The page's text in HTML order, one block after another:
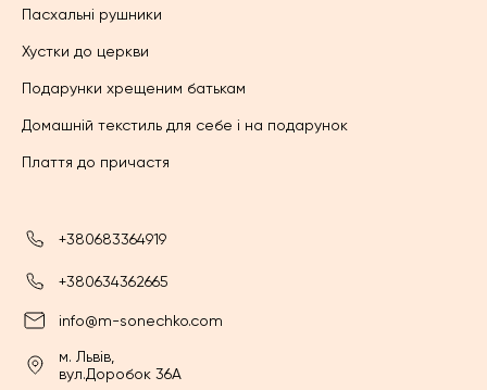
Пасхальні рушники
Хустки до церкви
Подарунки хрещеним батькам
Домашній текстиль для себе і на подарунок
Плаття до причастя
+380683364919
+380634362665
info@m-sonechko.com
м. Львів,
вул.Доробок 36А